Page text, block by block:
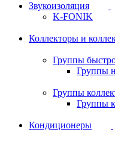
Звукоизоляция
K-FONIK
Коллекторы и
Группы
Группы
Группы
Группы
Кондиционеры